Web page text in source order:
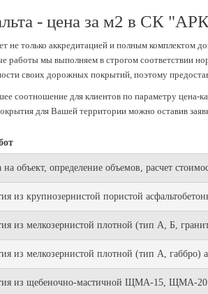
- цена за м2 в СК
не только аккредитацией и полным комплектом
работы мы выполняем в строгом соответствии
своих дорожных покрытий, поэтому
соотношение для клиентов по параметру цена-
для Вашей территории можно оставив
объект, определение объемов, расчет
из крупнозернистой пористой
из мелкозернистой плотной (тип А, Б,
из мелкозернистой плотной (тип А, габбро)
из щебеночно-мастичной ЩМА-15, ЩМА-20